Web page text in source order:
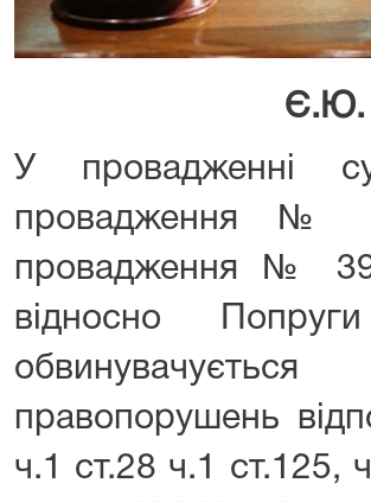
Є.Ю.
У провадженні
провадження №
провадження №
відносно
правопорушень
ч.1 ст.28 ч.1 ст.125,